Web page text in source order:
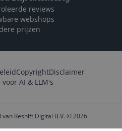
reviews
webshops
prijzen
CopyrightDisclaimer
AI & LLM's
Reshift Digital B.V. © 2026